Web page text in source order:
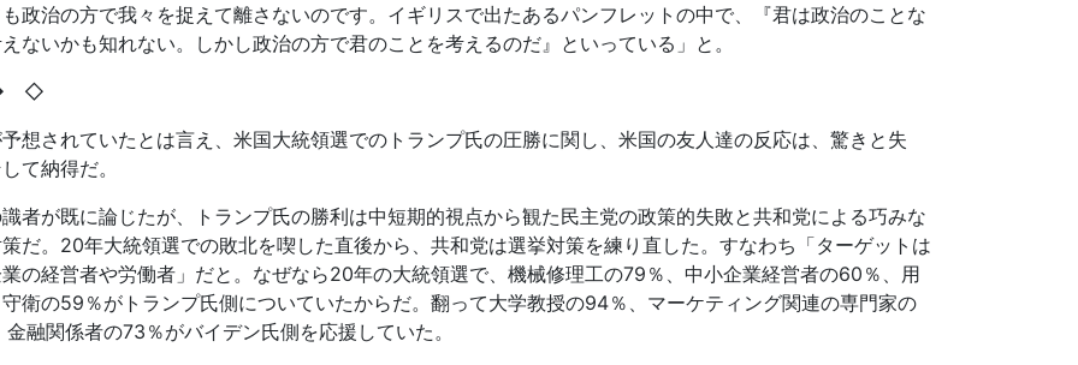
政治の方で我々を捉えて離さないのです。イギリスで出たあるパンフレットの中で、『君は政治のことな
ないかも知れない。しかし政治の方で君のことを考えるのだ』といっている」と。
◇
想されていたとは言え、米国大統領選でのトランプ氏の圧勝に関し、米国の友人達の反応は、驚きと失
て納得だ。
者が既に論じたが、トランプ氏の勝利は中短期的視点から観た民主党の政策的失敗と共和党による巧みな
だ。 20年大統領選での敗北を喫した直後から、共和党は選挙対策を練り直した。すなわち「ターゲットは
の経営者や労働者」だと。なぜなら20年の大統領選で、機械修理工の79 ％、中小企業経営者の60 ％、用
衛の59 ％がトランプ氏側についていたからだ。翻って大学教授の94％、マーケティング関連の専門家の
金融関係者の73 ％がバイデン氏側を応援していた。